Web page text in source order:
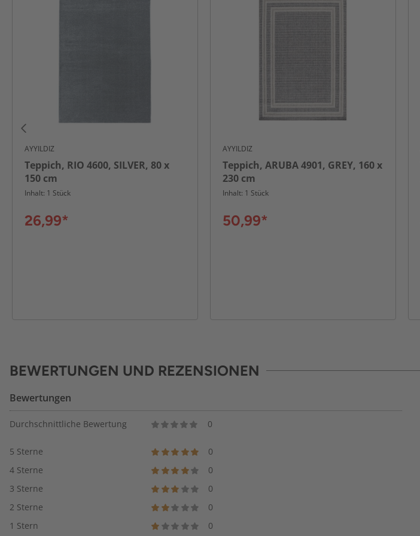
AYYILDIZ
Teppich, RIO 4600, SILVER, 80 x
150 cm
Inhalt: 1 Stück
26,99*
AYYILDIZ
Teppich, ARUBA 4901, GREY, 160 x
230 cm
Inhalt: 1 Stück
50,99*
BEWERTUNGEN UND REZENSIONEN
Bewertungen
Durchschnittliche Bewertung 0
5 Sterne
0
4 Sterne
0
3 Sterne
0
2 Sterne
0
1 Stern
0